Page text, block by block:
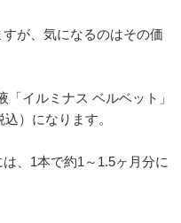
が、気になるのはその価
イルミナス ベルベット」
）になります。
、1本で約1～1.5ヶ月分に